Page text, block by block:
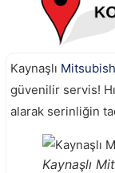
Kaynaşlı
güvenilir servis!
alarak serinliğin
Kaynaşlı